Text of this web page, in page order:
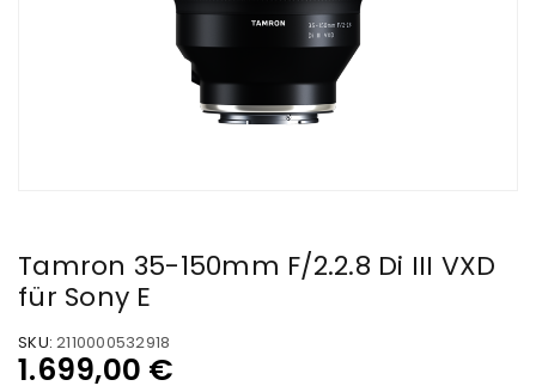
Tamron 35-150mm F/2.2.8 Di III VXD
für Sony E
SKU: 2110000532918
1.699,00 €